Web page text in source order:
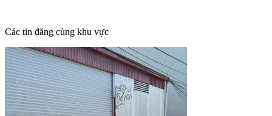
Các tin đăng cùng khu vực